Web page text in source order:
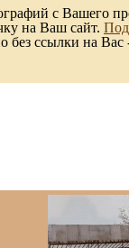
с Вашего
на Ваш сайт.
ссылки на